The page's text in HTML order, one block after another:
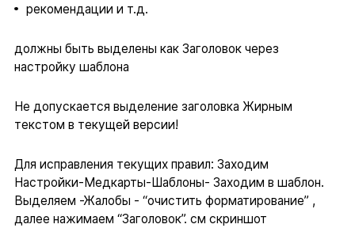
рекомендации и т.д.
должны быть выделены как Заголовок через
настройку шаблона
Не допускается выделение заголовка Жирным
текстом в текущей версии!
Для исправления текущих правил: Заходим
Настройки-Медкарты-Шаблоны- Заходим в шаблон.
Выделяем -Жалобы - “очистить форматирование” ,
далее нажимаем “Заголовок”. см скриншот